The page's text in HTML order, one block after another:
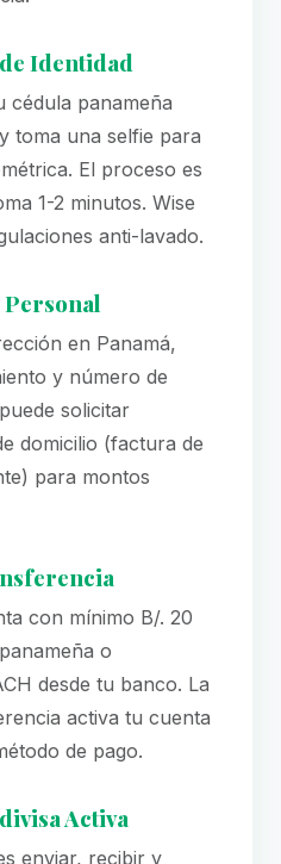
Identidad
cédula panameña
toma una selfie para
El proceso es
1-2 minutos. Wise
anti-lavado.
en Panamá,
y número de
solicitar
domicilio (factura de
para montos
con mínimo B/. 20
o
desde tu banco. La
activa tu cuenta
de pago.
Activa
enviar, recibir y